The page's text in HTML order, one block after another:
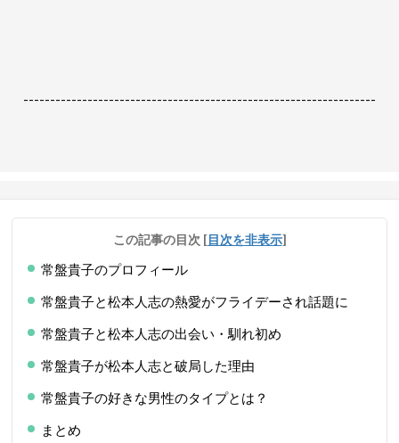
------------------------------------------------------------------
この記事の目次 [目次を非表示]
常盤貴子のプロフィール
常盤貴子と松本人志の熱愛がフライデーされ話題に
常盤貴子と松本人志の出会い・馴れ初め
常盤貴子が松本人志と破局した理由
常盤貴子の好きな男性のタイプとは？
まとめ